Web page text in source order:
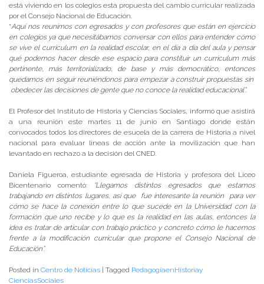
está viviendo en los colegios esta propuesta del cambio curricular realizada
por el Consejo Nacional de Educación.
“Aquí nos reunimos con egresados y con profesores que están en ejercicio
en colegios ya que necesitábamos conversar con ellos para entender cómo
se vive el curriculum en la realidad escolar, en el día a día del aula y pensar
qué podemos hacer desde ese espacio para constituir un curriculum más
pertinente, más territorializado, de base y más democrático, entonces
quedamos en seguir reuniéndonos para empezar a construir propuestas sin
obedecer las decisiones de gente que no conoce la realidad educacional”.
El Profesor del Instituto de Historia y Ciencias Sociales, informó que asistirá
a una reunión este martes 11 de junio en Santiago donde están
convocados todos los directores de esucela de la carrera de Historia a nivel
nacional para evaluar líneas de acción ante la movilización que han
levantado en rechazo a la decisión del CNED.
Daniela Figueroa, estudiante egresada de Historia y profesora del Liceo
Bicentenario comentó:
“Llegamos distintos egresados que estamos
trabajando en distintos lugares, así que fue interesante la reunión para ver
cómo se hace la conexión entre lo que sucede en la Universidad con la
formación que uno recibe y lo que es la realidad en las aulas, entonces la
idea es tratar de articular con trabajo práctico y concreto cómo le hacemos
frente a la modificación curricular que propone el Consejo Nacional de
Educación”.
Posted in Centro de Noticias Tagged PedagogíaenHistoriay
CienciasSociales